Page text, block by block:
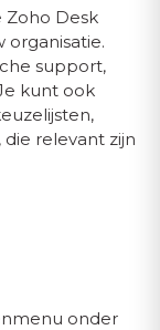
Zoho Desk
organisatie.
support,
kunt ook
relevant zijn
onder